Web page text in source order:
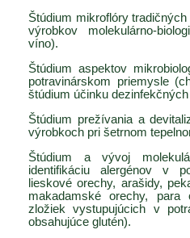
Štúdium mikroflóry
výrobkov molekulárno-
víno).
Štúdium aspektov
potravinárskom priemysle
štúdium účinku
Štúdium prežívania a
výrobkoch pri šetrnom
Štúdium a vývoj
identifikáciu alergénov v
lieskové orechy, arašidy,
makadamské orechy,
zložiek vystupujúcich v
obsahujúce glutén).